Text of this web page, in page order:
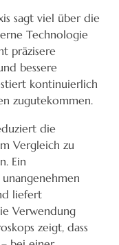
sagt viel über die
Technologie
präzisere
bessere
kontinuierlich
zugutekommen.
die
Vergleich zu
Ein
liefert
Verwendung
zeigt, dass